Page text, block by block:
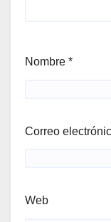
Nombre *
Correo
Web